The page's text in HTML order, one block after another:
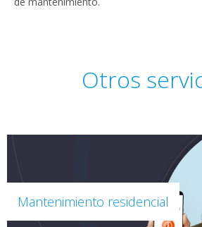
Otros
Mantenimiento residencial